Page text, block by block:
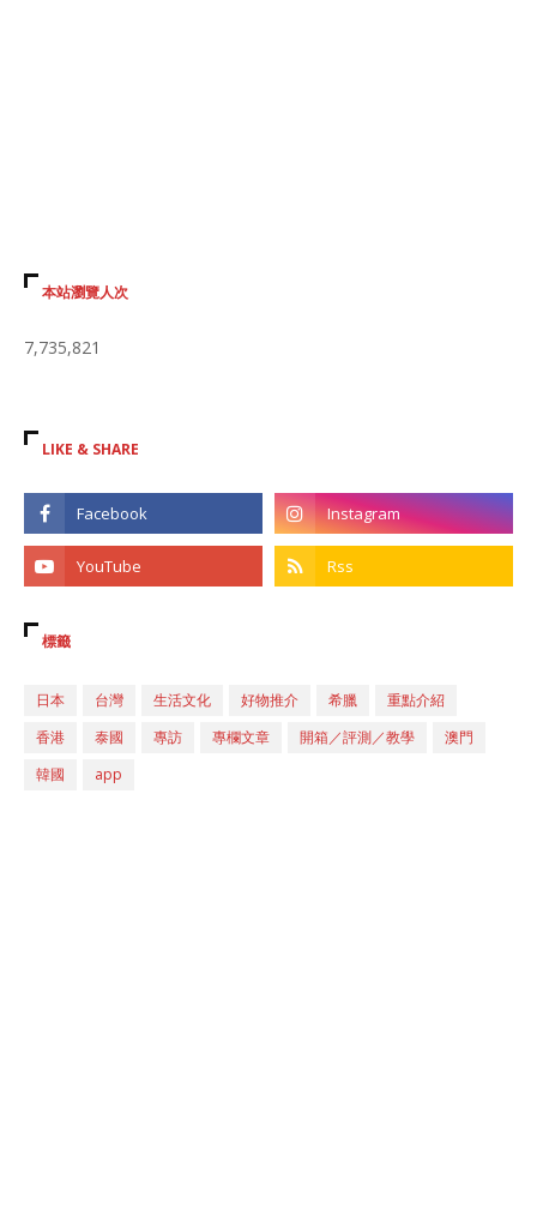
本站瀏覽人次
7,735,821
LIKE & SHARE
標籤
日本 台灣 生活文化 好物推介 希臘
重點介紹
香港
泰國 專訪 專欄文章 開箱／評測／教學
澳門
韓國
app